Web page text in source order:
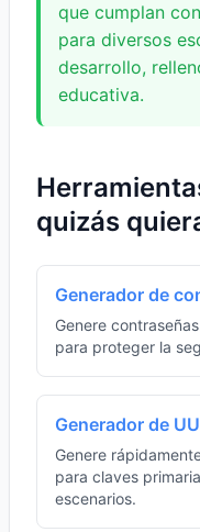
que cumplan
para diversos
desarrollo,
educativa.
quizás
Generador de
Genere
para proteger la
Generador de
Genere
para claves
escenarios.